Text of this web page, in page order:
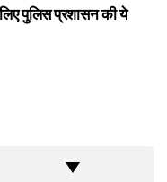
पुलिस प्रशासन की ये